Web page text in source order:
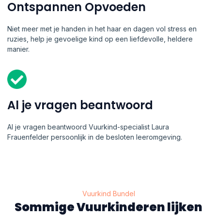
Ontspannen Opvoeden
Niet meer met je handen in het haar en dagen vol stress en
ruzies, help je gevoelige kind op een liefdevolle, heldere
manier.
Al je vragen beantwoord
Al je vragen beantwoord Vuurkind-specialist Laura
Frauenfelder persoonlijk in de besloten leeromgeving.
Vuurkind Bundel
Sommige Vuurkinderen lijken